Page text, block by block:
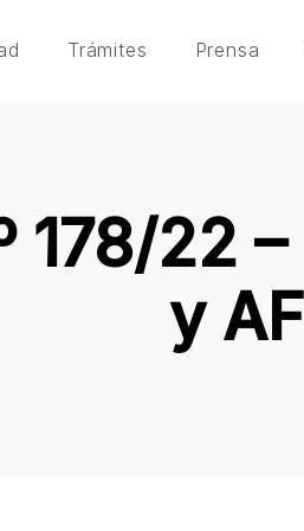
Trámites Prensa
178/22
y